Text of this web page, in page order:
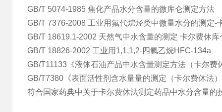
GB/T 5074-1985 焦化产品水分含量的微库仑测定方法
GB/T 7376-2008 工业用氟代烷烃类中微量水分的测定-
GB/T 18619.1-2002 天然气中水含量的测定 卡尔费休库
GB/T 18826-2002 工业用1,1,1,2-四氟乙烷HFC-134a
GB/T11133《液体石油产品中水含量测定方法（卡尔费
GB/T7380《表面活性剂含水量量的测定（卡尔费休法
符合国家药典中关于卡尔费休法测定药品中水分含量的